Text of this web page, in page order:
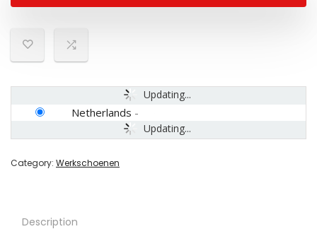
Updating...
Updating...
Netherlands -
Category: Werkschoenen
Description